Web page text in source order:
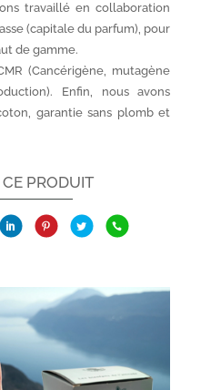
travaillé en collaboration
(capitale du parfum), pour
de gamme.
(Cancérigène, mutagène
Enfin, nous avons
garantie sans plomb et
PRODUIT
   